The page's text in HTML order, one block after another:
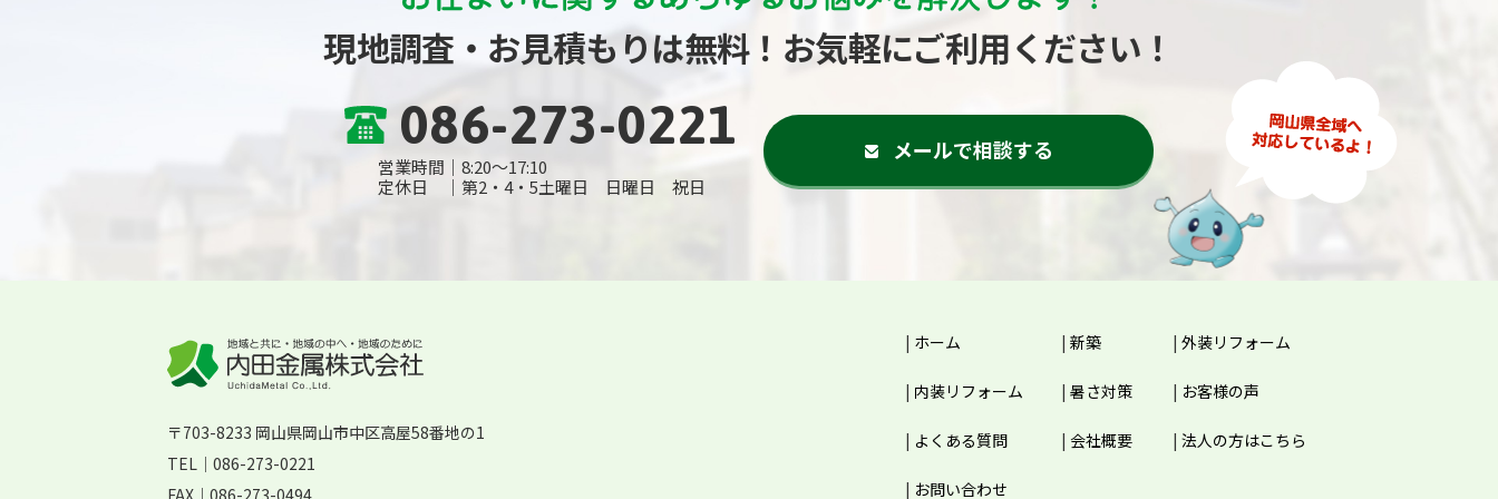
現地調査・お見積もりは無料！ お気軽にご利用ください！
086-273-0221
営業時間
8:20～17:10
定休日
第2・4・5土曜日 日曜日 祝日
メールで相談する
〒703-8233 岡山県岡山市中区高屋58番地の1
TEL｜ 086-273-0221
FAX｜086-273-0494
ホーム 新築 外装リフォーム
内装リフォーム 暑さ対策 お客様の声
よくある質問 会社概要 法人の方はこちら
お問い合わせ